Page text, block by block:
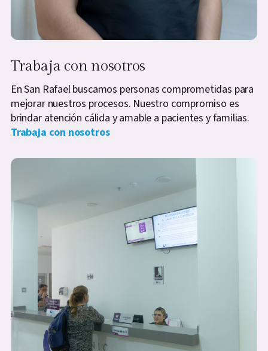
Trabaja con nosotros
En San Rafael buscamos personas comprometidas para
mejorar nuestros procesos. Nuestro compromiso es
brindar atención cálida y amable a pacientes y familias.
Trabaja con nosotros